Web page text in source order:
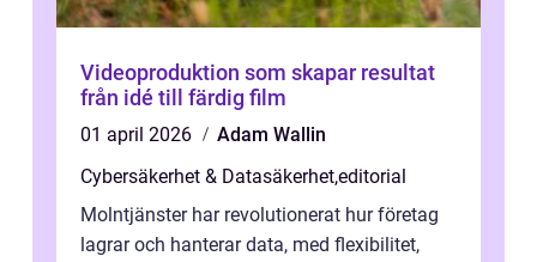
Videoproduktion som skapar resultat
från idé till färdig film
01 april 2026
Adam Wallin
Cybersäkerhet & Datasäkerhet,editorial
Molntjänster har revolutionerat hur företag
lagrar och hanterar data, med flexibilitet,